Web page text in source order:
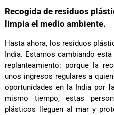
Recogida de residuos
limpia el medio ambiente.
Hasta ahora, los residuos
India. Estamos cambiando
replanteamiento: porque la
unos ingresos regulares a
oportunidades en la India por
mismo tiempo, estas
plásticos lleguen al mar y